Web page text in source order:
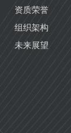
资质荣誉
组织架构
未来展望